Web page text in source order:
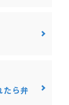
ら弁